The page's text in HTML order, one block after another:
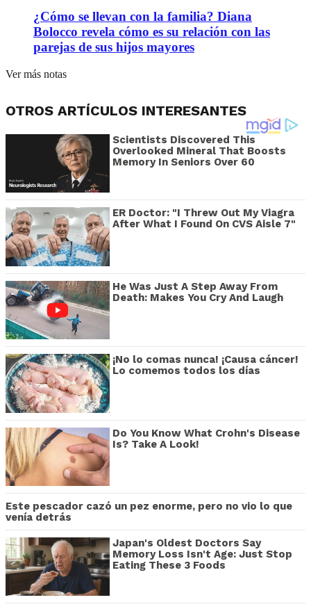
¿Cómo se llevan con la familia? Diana
Bolocco revela cómo es su relación con las
parejas de sus hijos mayores
Ver más notas
OTROS ARTÍCULOS INTERESANTES
Scientists Discovered This
Overlooked Mineral That Boosts
Memory In Seniors Over 60
ER Doctor: "I Threw Out My Viagra
After What I Found On CVS Aisle 7"
He Was Just A Step Away From
Death: Makes You Cry And Laugh
¡No lo comas nunca! ¡Causa cáncer!
Lo comemos todos los días
Do You Know What Crohn's Disease
Is? Take A Look!
Este pescador cazó un pez enorme, pero no vio lo que
venía detrás
Japan's Oldest Doctors Say
Memory Loss Isn't Age: Just Stop
Eating These 3 Foods